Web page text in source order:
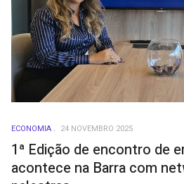
ECONOMIA 24 NOVEMBRO 2025
1ª Edição de encontro de
acontece na Barra com